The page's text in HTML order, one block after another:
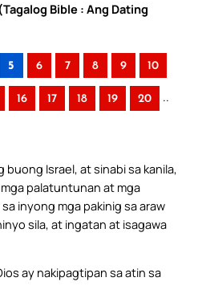
Bible : Ang Dating
5 6 7 8 9 10
16 17 18 19 20 ..
Israel, at sinabi sa kanila,
palatuntunan at mga
inyong mga pakinig sa araw
sila, at ingatan at isagawa
ay nakipagtipan sa atin sa